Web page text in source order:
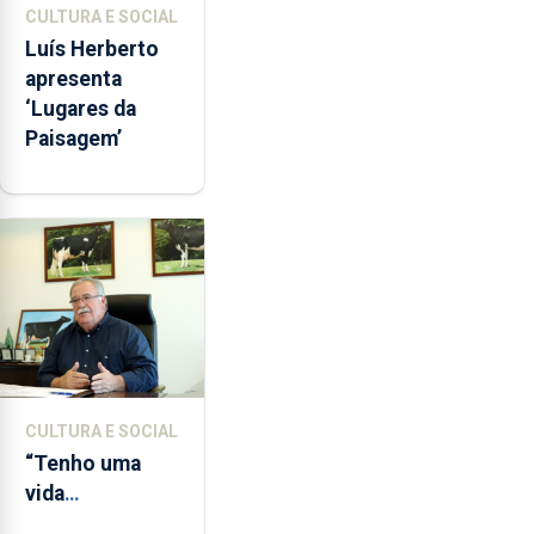
CULTURA E SOCIAL
Luís Herberto
apresenta
‘Lugares da
Paisagem’
CULTURA E SOCIAL
“Tenho uma
vida